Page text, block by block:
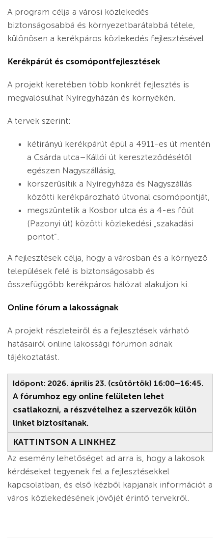
A program célja a városi közlekedés
biztonságosabbá és környezetbarátabbá tétele,
különösen a kerékpáros közlekedés fejlesztésével.
Kerékpárút és csomópontfejlesztések
A projekt keretében több konkrét fejlesztés is
megvalósulhat Nyíregyházán és környékén.
A tervek szerint:
kétirányú kerékpárút épül a 4911-es út mentén
a Csárda utca–Kállói út kereszteződésétől
egészen Nagyszállásig,
korszerűsítik a Nyíregyháza és Nagyszállás
közötti kerékpározható útvonal csomópontját,
megszüntetik a Kosbor utca és a 4-es főút
(Pazonyi út) közötti közlekedési „szakadási
pontot”.
A fejlesztések célja, hogy a városban és a környező
települések felé is biztonságosabb és
összefüggőbb kerékpáros hálózat alakuljon ki.
Online fórum a lakosságnak
A projekt részleteiről és a fejlesztések várható
hatásairól online lakossági fórumon adnak
tájékoztatást.
Időpont: 2026. április 23. (csütörtök) 16:00–16:45.
A fórumhoz egy online felületen lehet
csatlakozni, a részvételhez a szervezők külön
linket biztosítanak.
KATTINTSON A LINKHEZ
Az esemény lehetőséget ad arra is, hogy a lakosok
kérdéseket tegyenek fel a fejlesztésekkel
kapcsolatban, és első kézből kapjanak információt a
város közlekedésének jövőjét érintő tervekről.